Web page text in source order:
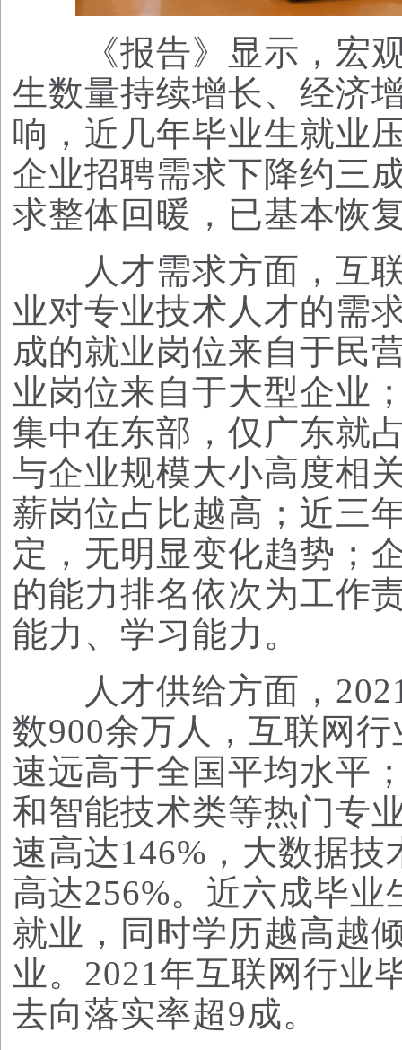
《报告》显示，宏观
生数量持续增长、经济
响，近几年毕业生就业
企业招聘需求下降约三
求整体回暖，已基本恢
人才需求方面，互联
业对专业技术人才的需
成的就业岗位来自于民
业岗位来自于大型企业
集中在东部，仅广东就
与企业规模大小高度相
薪岗位占比越高；近三
定，无明显变化趋势；
的能力排名依次为工作
能力、学习能力。
人才供给方面，
数900余万人，互联网
速远高于全国平均水平
和智能技术类等热门专
速高达146%，大数据
高达256%。近六成毕
就业，同时学历越高越
业。2021年互联网行业
去向落实率超9成。